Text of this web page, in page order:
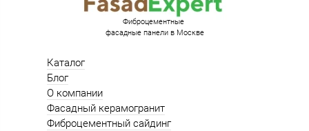
Каталог
Блог
О компании
Фасадный керамогранит
Фиброцементный сайдинг
Фиброцементные
фасадные панели в Москве